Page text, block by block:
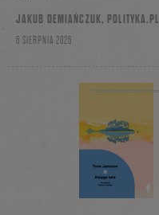
JAKUB DEMIAŃCZUK, POLITYKA.PL
6 SIERPNIA 2026